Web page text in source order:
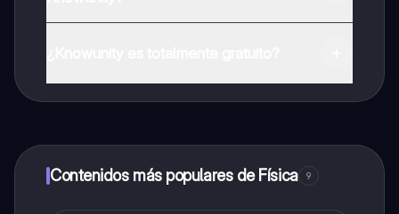
a determinadas funciones.
Contenidos más populares de Física 9